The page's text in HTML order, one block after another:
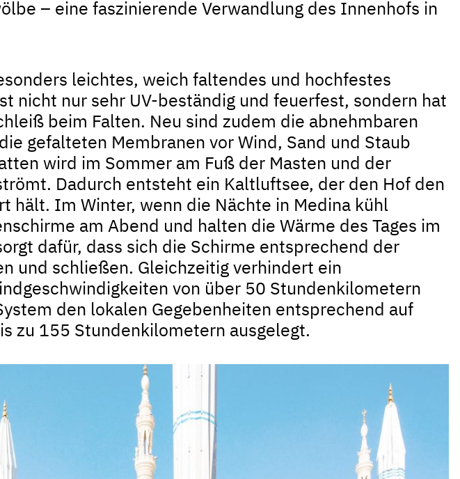
– eine faszinierende Verwandlung des Innenhofs in
leichtes, weich faltendes und hochfestes
nicht nur sehr UV-beständig und feuerfest, sondern hat
beim Falten. Neu sind zudem die abnehmbaren
gefalteten Membranen vor Wind, Sand und Staub
wird im Sommer am Fuß der Masten und der
Dadurch entsteht ein Kaltluftsee, der den Hof den
hält. Im Winter, wenn die Nächte in Medina kühl
am Abend und halten die Wärme des Tages im
dafür, dass sich die Schirme entsprechend der
und schließen. Gleichzeitig verhindert ein
von über 50 Stundenkilometern
den lokalen Gegebenheiten entsprechend auf
zu 155 Stundenkilometern ausgelegt.